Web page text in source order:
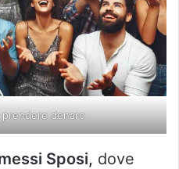
denaro
Sposi, dove